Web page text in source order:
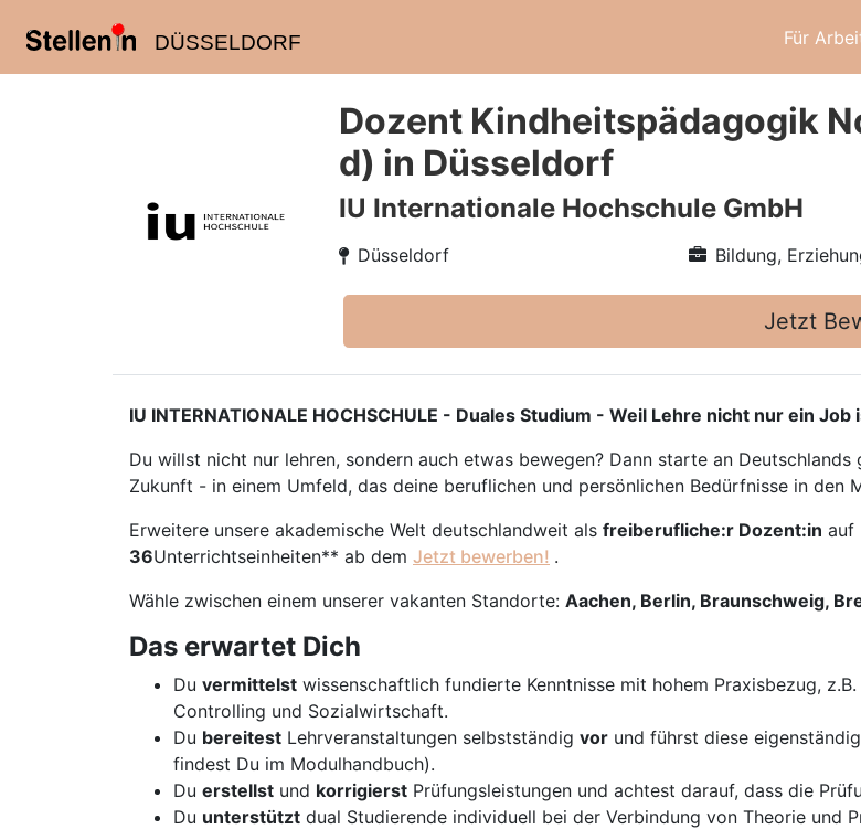
DÜSSELDORF Für
Dozent Kindheitspädagogik
d) in Düsseldorf
IU Internationale Hochschule GmbH
Düsseldorf Bildung,
Jetzt
IU INTERNATIONALE HOCHSCHULE - Duales Studium - Weil Lehre nicht nur ein
Du willst nicht nur lehren, sondern auch etwas bewegen? Dann starte an
Zukunft - in einem Umfeld, das deine beruflichen und persönlichen Bedürfnisse in den
Erweitere unsere akademische Welt deutschlandweit als freiberufliche:r Dozent:in auf
36Unterrichtseinheiten** ab dem Jetzt bewerben! .
Wähle zwischen einem unserer vakanten Standorte: Aachen, Berlin, Braunschweig,
Das erwartet Dich
Du vermittelst wissenschaftlich fundierte Kenntnisse mit hohem Praxisbezug,
Controlling und Sozialwirtschaft.
Du bereitest Lehrveranstaltungen selbstständig vor und führst diese
findest Du im Modulhandbuch).
Du erstellst und korrigierst Prüfungsleistungen und achtest darauf, dass die
Du unterstützt dual Studierende individuell bei der Verbindung von Theorie und